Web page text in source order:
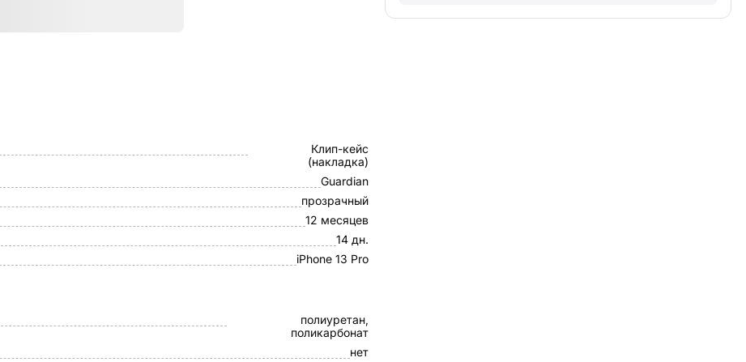
Клип-кейс
(накладка)
Guardian
прозрачный
12 месяцев
14 дн.
iPhone 13 Pro
полиуретан,
поликарбонат
нет